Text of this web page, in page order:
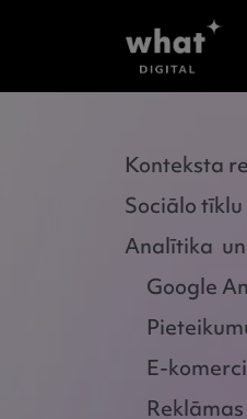
Konteksta
Sociālo
Analītika
Google
E-